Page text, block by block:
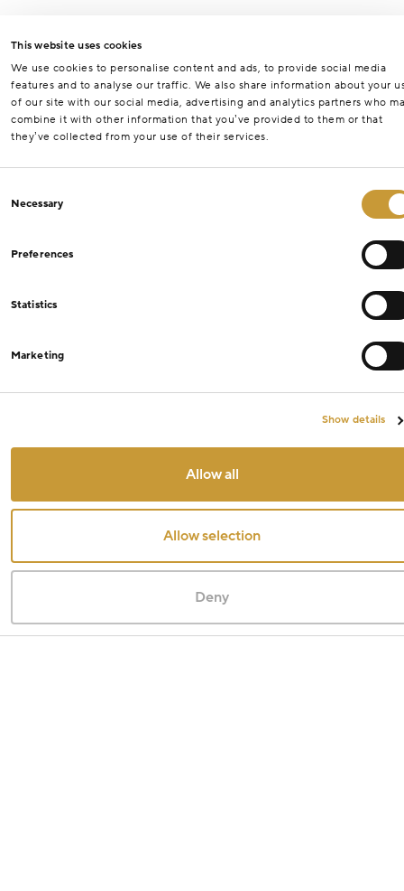
This website uses cookies
We use cookies to personalise content and ads, to provide social media
features and to analyse our traffic. We also share information about your
of our site with our social media, advertising and analytics partners who
combine it with other information that you’ve provided to them or that
they’ve collected from your use of their services.
Selection
Necessary
Preferences
Statistics
Marketing
Show details
Allow all
Allow selection
Deny